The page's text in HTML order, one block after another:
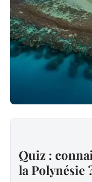
Quiz :
la Polynésie